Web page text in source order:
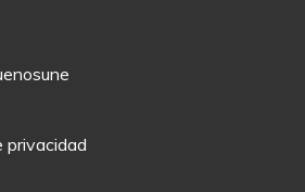
privacidad